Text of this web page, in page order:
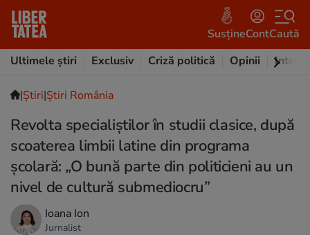
SusțineContCaută
Ultimele știri
Exclusiv Criză politică Opinii
|Ştiri|Știri România
Revolta specialiștilor în studii clasice, după
scoaterea limbii latine din programa
școlară: „O bună parte din politicieni au un
nivel de cultură submediocru”
Ioana Ion
Jurnalist